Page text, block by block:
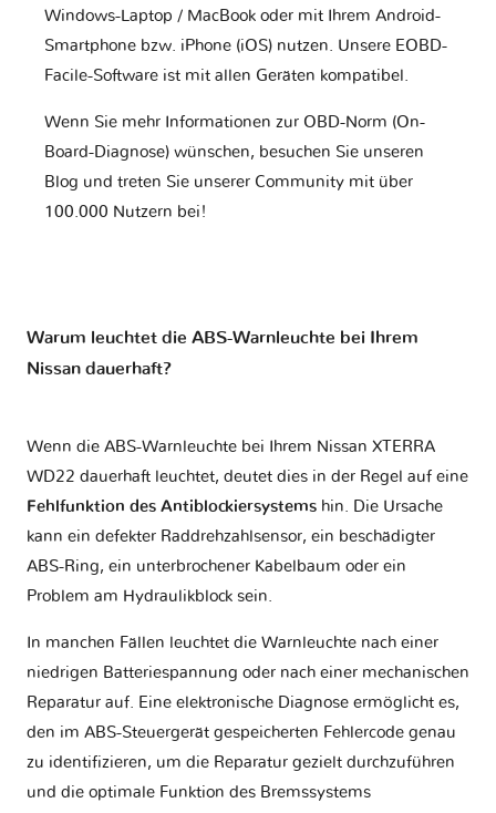
Windows-Laptop / MacBook oder mit Ihrem Android-
Smartphone bzw. iPhone (iOS) nutzen. Unsere EOBD-
Facile-Software ist mit allen Geräten kompatibel.
Wenn Sie mehr Informationen zur OBD-Norm (On-
Board-Diagnose) wünschen, besuchen Sie unseren
Blog und treten Sie unserer Community mit über
100.000 Nutzern bei!
Warum leuchtet die ABS-Warnleuchte bei Ihrem
Nissan dauerhaft?
Wenn die ABS-Warnleuchte bei Ihrem Nissan XTERRA
WD22 dauerhaft leuchtet, deutet dies in der Regel auf eine
Fehlfunktion des Antiblockiersystems hin. Die Ursache
kann ein defekter Raddrehzahlsensor, ein beschädigter
ABS-Ring, ein unterbrochener Kabelbaum oder ein
Problem am Hydraulikblock sein.
In manchen Fällen leuchtet die Warnleuchte nach einer
niedrigen Batteriespannung oder nach einer mechanischen
Reparatur auf. Eine elektronische Diagnose ermöglicht es,
den im ABS-Steuergerät gespeicherten Fehlercode genau
zu identifizieren, um die Reparatur gezielt durchzuführen
und die optimale Funktion des Bremssystems